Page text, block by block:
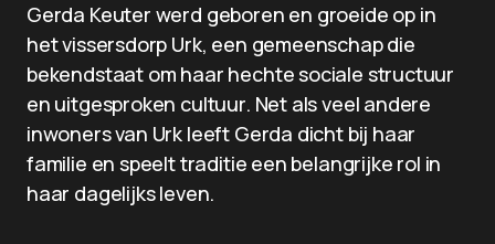
Gerda Keuter werd geboren en groeide op in
het vissersdorp Urk, een gemeenschap die
bekendstaat om haar hechte sociale structuur
en uitgesproken cultuur. Net als veel andere
inwoners van Urk leeft Gerda dicht bij haar
familie en speelt traditie een belangrijke rol in
haar dagelijks leven.